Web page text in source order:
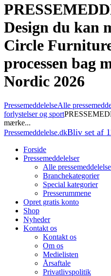
Design du kan
Circle
processen bag
Nordic 2026
PressemeddelelseAlle
forlystelser og sport
mærke...
Pressemeddelelse.dkBliv set af
Forside
Pressemeddelelser
Alle
Branchekategorier
Special kategorier
Presserummene
Opret gratis konto
Shop
Nyheder
Kontakt os
Kontakt os
Om os
Medielisten
Årsaftale
Privatlivspolitik